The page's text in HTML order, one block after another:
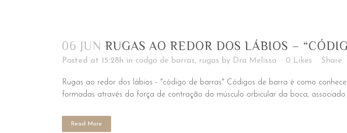
06 JUN RUGAS AO REDOR DOS LÁBIOS –
Posted at 15:28h in codgo de barras, rugas by Dra Melissa 0 Likes Share
Rugas ao redor dos lábios - "código de barras" Códigos de barra é como
formadas através da força de contração do músculo orbicular da boca,
Read More